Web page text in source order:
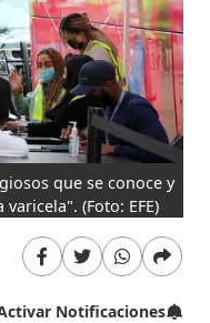
que se conoce y
varicela". (Foto: EFE)
Notificaciones